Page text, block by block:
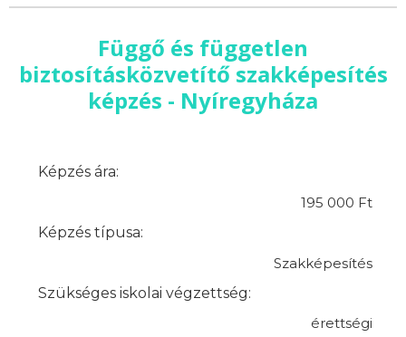
Függő és független
biztosításközvetítő szakképesítés
képzés - Nyíregyháza
Képzés ára:
195 000 Ft
Képzés típusa:
Szakképesítés
Szükséges iskolai végzettség:
érettségi